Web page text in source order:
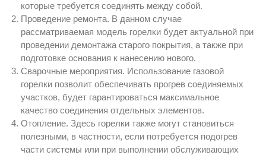
которые требуется соединять между собой.
Проведение ремонта. В данном случае
рассматриваемая модель горелки будет актуальной при
проведении демонтажа старого покрытия, а также при
подготовке основания к нанесению нового.
Сварочные мероприятия. Использование газовой
горелки позволит обеспечивать прогрев соединяемых
участков, будет гарантироваться максимальное
качество соединения отдельных элементов.
Отопление. Здесь горелки также могут становиться
полезными, в частности, если потребуется подогрев
части системы или при выполнении обслуживающих